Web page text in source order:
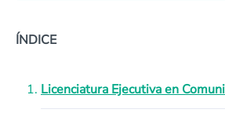
ÍNDICE
Licenciatura Ejecutiva en